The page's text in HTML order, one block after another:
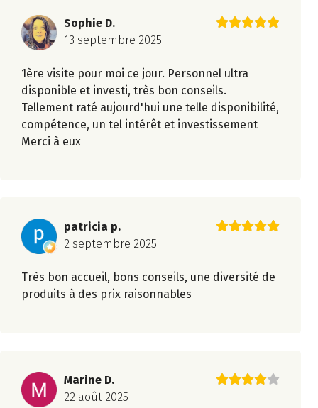
Sophie D.
13 septembre 2025
1ère visite pour moi ce jour. Personnel ultra
disponible et investi, très bon conseils.
Tellement raté aujourd'hui une telle disponibilité,
compétence, un tel intérêt et investissement
Merci à eux
patricia p.
2 septembre 2025
Très bon accueil, bons conseils, une diversité de
produits à des prix raisonnables
Marine D.
22 août 2025